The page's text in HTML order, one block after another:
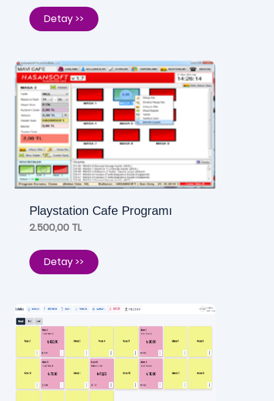
Detay >>
Playstation Cafe Programı
2.500,00 TL
Detay >>